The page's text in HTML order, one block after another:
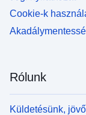
Cookie-k
Rólunk
Küldetésünk,